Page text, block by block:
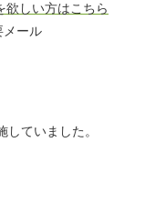
欲しい方はこちら
メール
ていました。